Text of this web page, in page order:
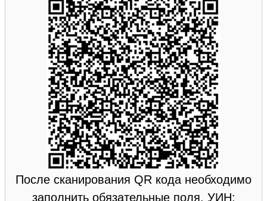
После сканирования QR кода необходимо
заполнить обязательные поля. УИН: